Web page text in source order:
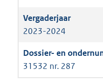
2023-2024
31532 nr. 287